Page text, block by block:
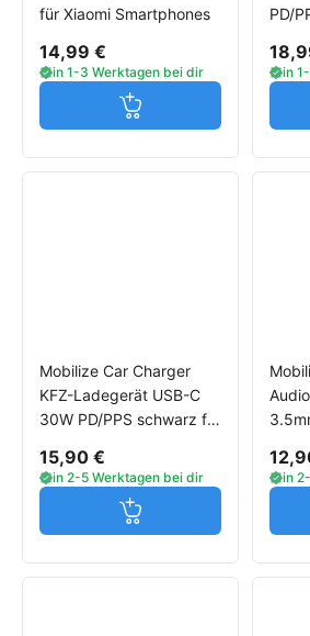
für Xiaomi Smartphones
14,99 €
in 1-3 Werktagen bei dir
Jetzt in den
PD/
in
Mobilize Car Charger
KFZ-Ladegerät USB-C
30W PD/PPS schwarz für
15,90 €
in 2-5 Werktagen bei dir
Jetzt in den
in